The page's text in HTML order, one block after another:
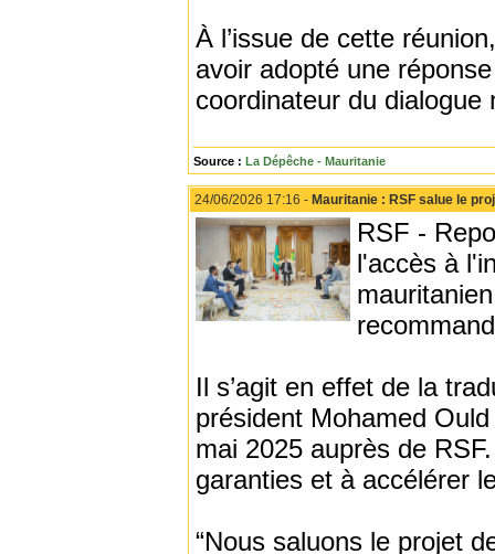
À l’issue de cette
avoir adopté une
coordinateur du
Source : La Dépêche - Mauritanie
24/06/2026 17:16 - Mauritanie : RSF salue le
RSF -
l'accès à
Il s’agit en effet de la
président Mohamed
mai 2025 auprès de
garanties et à accélérer
“Nous saluons le projet